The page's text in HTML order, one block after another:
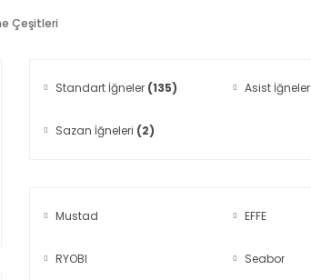
Çeşitleri
Standart İğneler (135) Asist İğneler
Sazan İğneleri (2)
Mustad EFFE
RYOBI Seabor